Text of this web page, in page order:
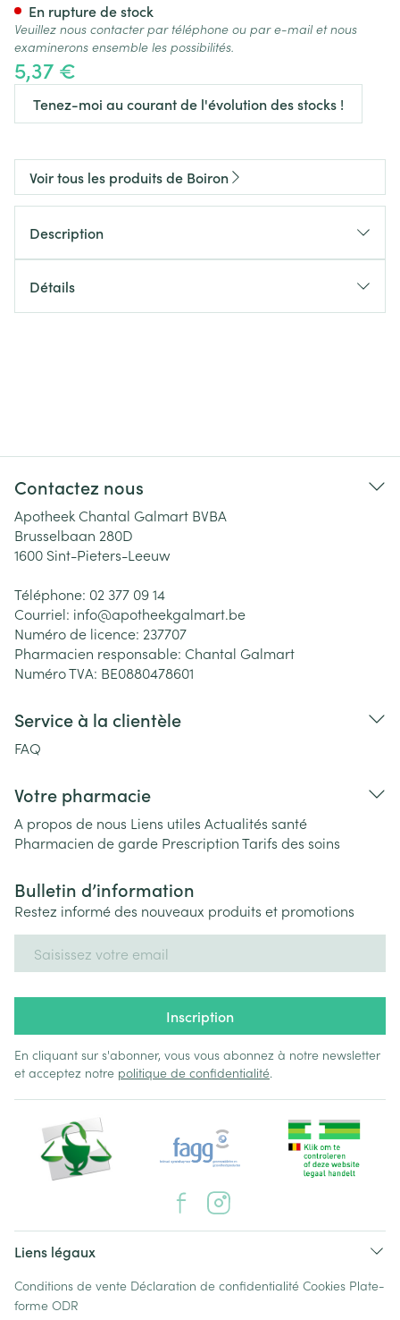
5,37 €
Tenez-moi au courant de l'évolution des stocks !
En rupture de stock
Veuillez nous contacter par téléphone ou par e-mail et nous
examinerons ensemble les possibilités.
Voir tous les produits de Boiron
Description
Détails
Contactez nous
Apotheek Chantal Galmart BVBA
Brusselbaan 280D
1600 Sint-Pieters-Leeuw
Téléphone: 02 377 09 14
Courriel: info@apotheekgalmart.be
Numéro de licence: 237707
Pharmacien responsable: Chantal Galmart
Numéro TVA: BE0880478601
Service à la clientèle
FAQ
Votre pharmacie
A propos de nous Liens utiles Actualités santé
Pharmacien de garde PrescriptionTarifs des soins
Bulletin d’information
Restez informé des nouveaux produits et promotions
Inscription
En cliquant sur s'abonner, vous vous abonnez à notre newsletter
et acceptez notre politique de confidentialité.
Liens légaux
Conditions de vente Déclaration de confidentialité Cookies Plate-
forme ODR